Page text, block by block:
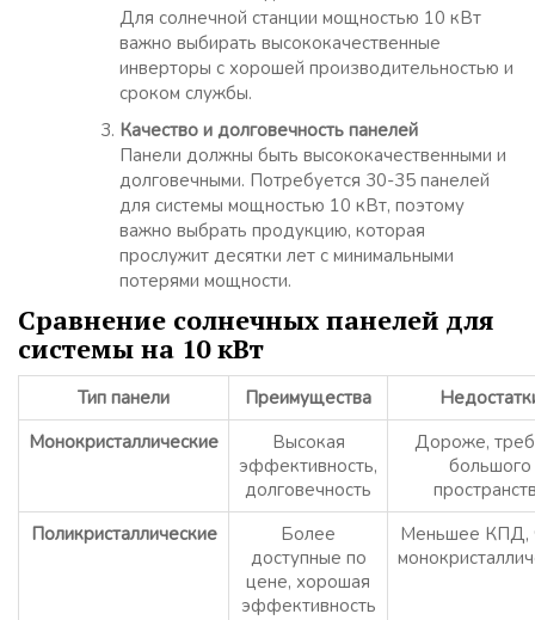
Для солнечной станции мощностью 10 кВт
важно выбирать высококачественные
инверторы с хорошей производительностью и
сроком службы.
Качество и долговечность панелей
Панели должны быть высококачественными и
долговечными. Потребуется 30-35 панелей
для системы мощностью 10 кВт, поэтому
важно выбрать продукцию, которая
прослужит десятки лет с минимальными
потерями мощности.
Сравнение солнечных панелей для
системы на 10 кВт
Тип панели Преимущества
Монокристаллические
Высокая
эффективность,
долговечность
Дороже,
большого
Поликристаллические
Более
доступные по
цене, хорошая
эффективность
Меньшее КПД,